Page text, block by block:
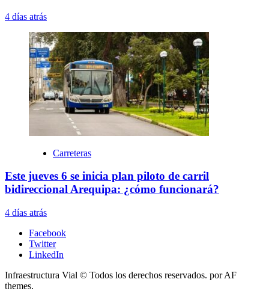
4 días atrás
Carreteras
Este jueves 6 se inicia plan piloto de carril
bidireccional Arequipa: ¿cómo funcionará?
4 días atrás
Facebook
Twitter
LinkedIn
Infraestructura Vial © Todos los derechos reservados. por AF
themes.